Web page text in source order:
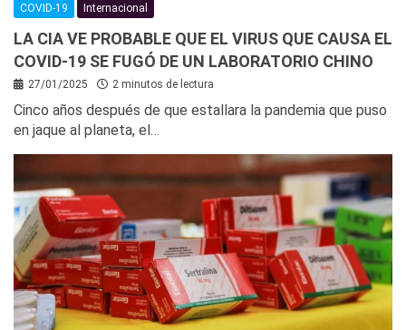
COVID-19 Internacional
LA CIA VE PROBABLE QUE EL VIRUS QUE CAUSA EL
COVID-19 SE FUGÓ DE UN LABORATORIO CHINO
27/01/2025 2 minutos de lectura
Cinco años después de que estallara la pandemia que puso
en jaque al planeta, el…